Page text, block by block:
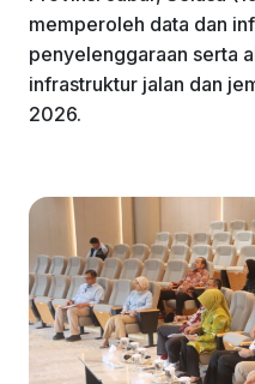
memperoleh data dan
penyelenggaraan serta
infrastruktur jalan dan
2026.